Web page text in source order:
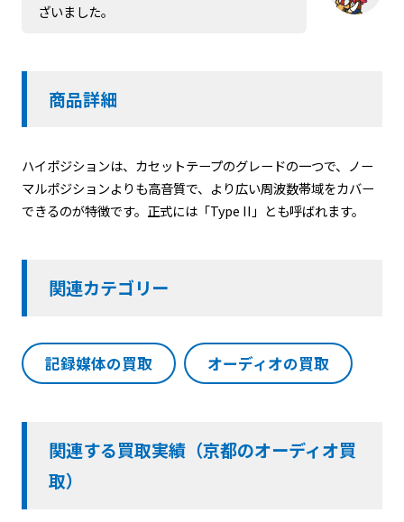
ざいました。
商品詳細
ハイポジションは、カセットテープのグレードの一つで、ノー
マルポジションよりも高音質で、より広い周波数帯域をカバー
できるのが特徴です。正式には「Type II」とも呼ばれます。
関連カテゴリー
記録媒体の買取 オーディオの買取
関連する買取実績（京都のオーディオ買
取）